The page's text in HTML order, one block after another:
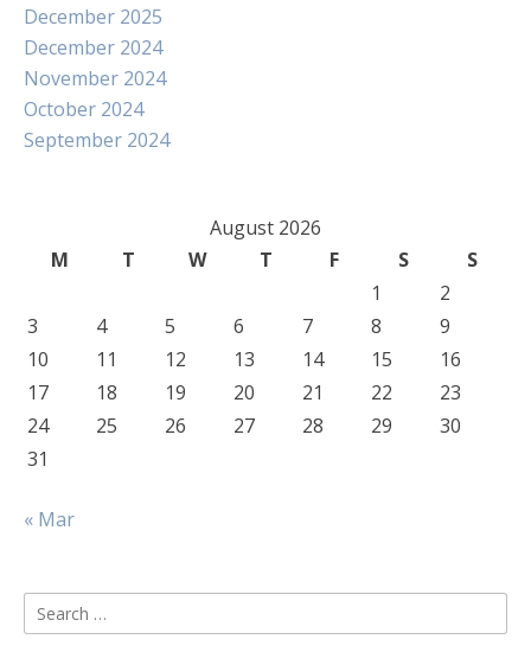
December 2025
December 2024
November 2024
October 2024
September 2024
August 2026
M
T W T F S
S
1
2
3
4 5 6 7 8
9
10
11 12 13 14 15
16
17
18 19 20 21 22
23
24
25 26 27 28 29
30
31
« Mar
Search
for: